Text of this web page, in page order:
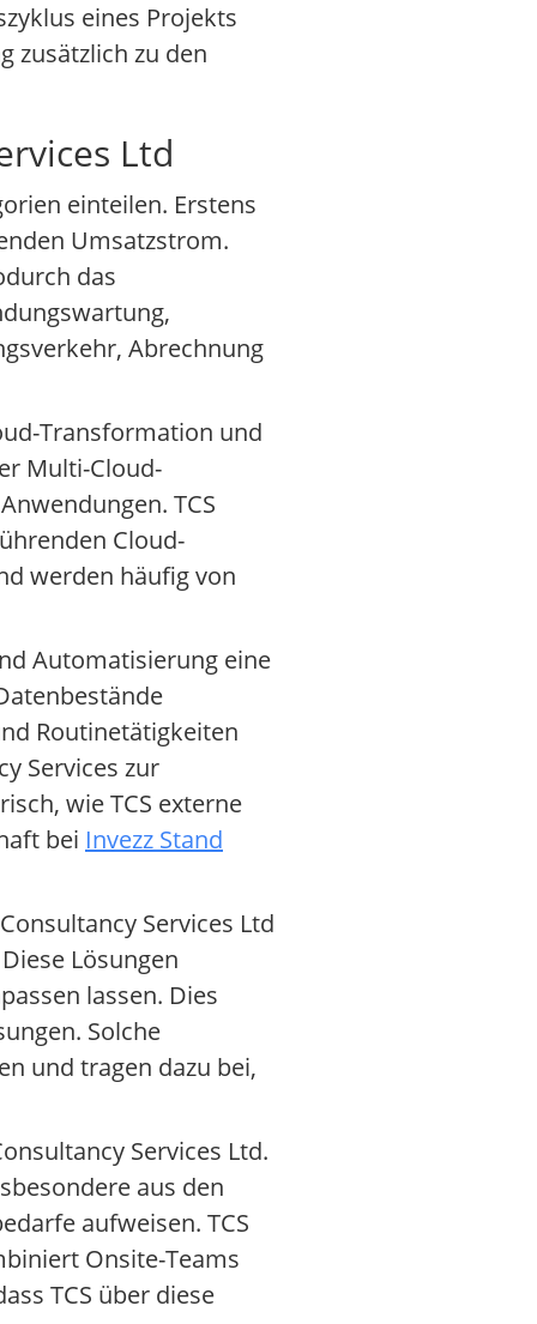
eines Projekts
zusätzlich zu den
Ltd
einteilen. Erstens
Umsatzstrom.
das
Abrechnung
Transformation und
Multi-Cloud-
TCS
Cloud-
werden häufig von
Automatisierung eine
Routinetätigkeiten
Services zur
wie TCS externe
bei Invezz Stand
Services Ltd
Lösungen
lassen. Dies
Solche
und tragen dazu bei,
Services Ltd.
aus den
aufweisen. TCS
Onsite-Teams
TCS über diese